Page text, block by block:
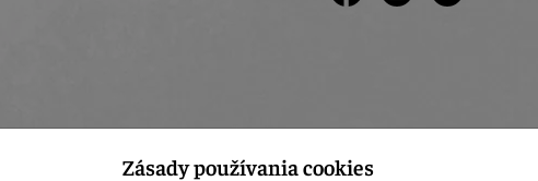
Zásady používania cookies